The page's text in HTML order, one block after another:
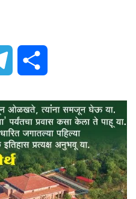
Telegram